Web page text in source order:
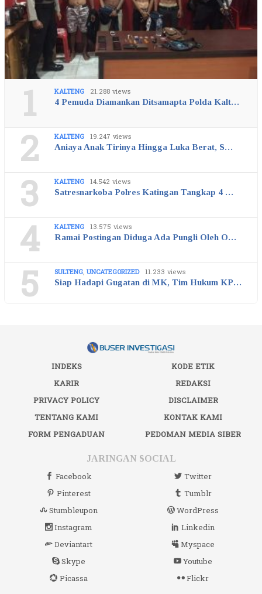
1 KALTENG 21.288 views
4 Pemuda Diamankan Ditsamapta Polda Kalt…
2 KALTENG 19.247 views
Aniaya Anak Tirinya Hingga Luka Berat, S…
3 KALTENG 14.542 views
Satresnarkoba Polres Katingan Tangkap 4 …
4 KALTENG 13.575 views
Ramai Postingan Diduga Ada Pungli Oleh O…
5 SULTENG, UNCATEGORIZED 11.233 views
Siap Hadapi Gugatan di MK, Tim Hukum KP…
INDEKS
KODE ETIK
KARIR
REDAKSI
PRIVACY POLICY
DISCLAIMER
TENTANG KAMI
KONTAK KAMI
FORM PENGADUAN
PEDOMAN MEDIA SIBER
JARINGAN SOCIAL
Facebook
Twitter
Pinterest
Tumblr
Stumbleupon
WordPress
Instagram
Linkedin
Deviantart
Myspace
Skype
Youtube
Picassa
Flickr